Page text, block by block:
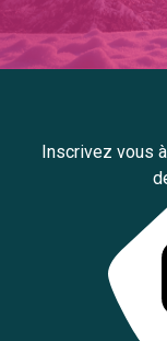
Inscrivez vous